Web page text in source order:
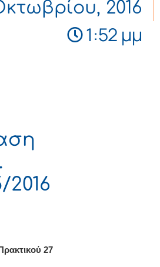
2016
1:52 μμ
2016
27